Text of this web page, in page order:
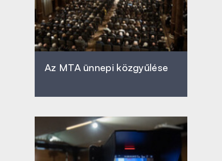
Az MTA ünnepi közgyűlése